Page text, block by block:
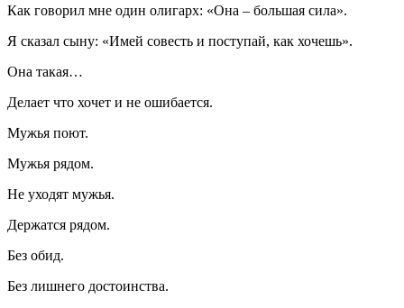
Как говорил мне один олигарх: «Она – большая сила».
Я сказал сыну: «Имей совесть и поступай, как хочешь».
Она такая…
Делает что хочет и не ошибается.
Мужья поют.
Мужья рядом.
Не уходят мужья.
Держатся рядом.
Без обид.
Без лишнего достоинства.